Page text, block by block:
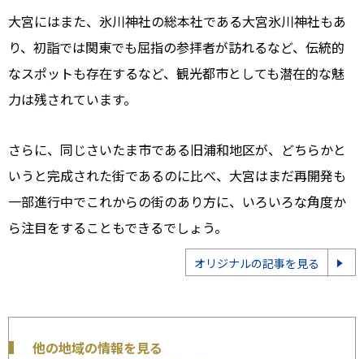
大宮にはまた、氷川神社の総本社である大宮氷川神社もあ
り、初詣では関東でも屈指の参拝者が訪れるなど、伝統的
なスポットも存在するなど、観光都市としても潜在的な魅
力は残されています。
さらに、同じさいたま市である旧浦和地区が、どちらかと
いうと完成された街であるのに比べ、大宮はまだ再開発も
一部進行中でこれからの街のあり方に、いろいろな角度か
ら注目をすることもできるでしょう。
オリジナルの記事を見る
他の地域の情報を見る